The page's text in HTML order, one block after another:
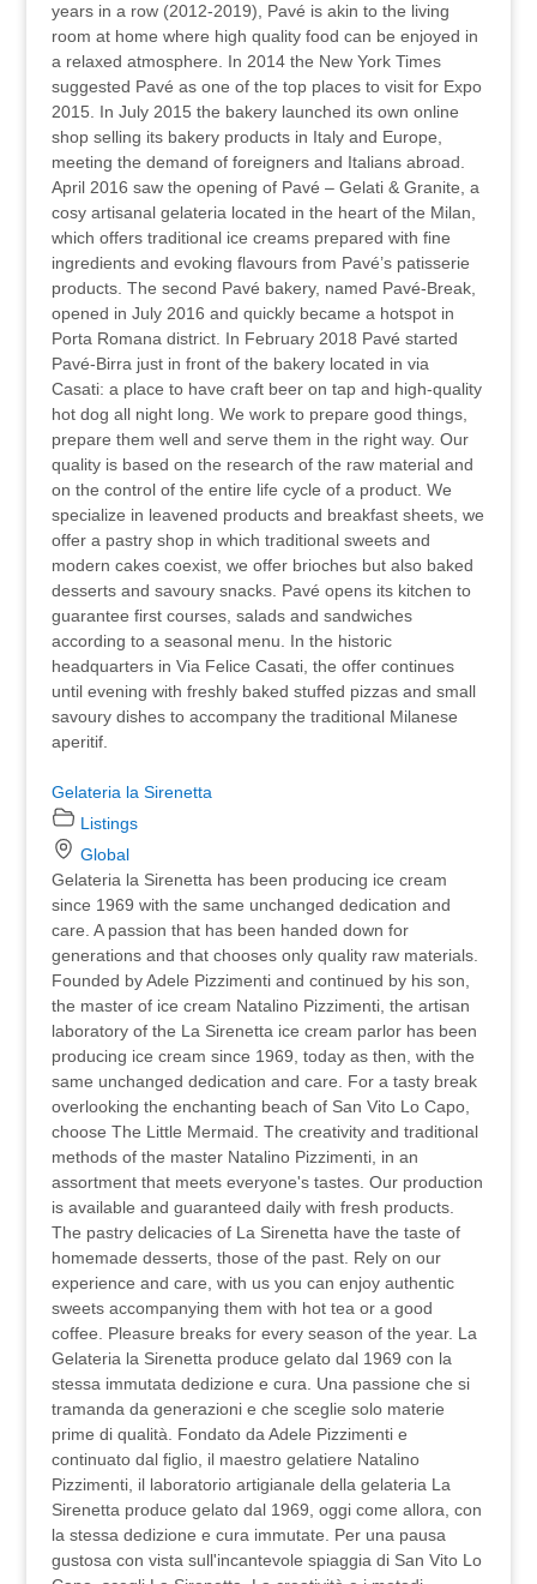
years in a row (2012-2019), Pavé is akin to the living
room at home where high quality food can be enjoyed in
a relaxed atmosphere. In 2014 the New York Times
suggested Pavé as one of the top places to visit for Expo
2015. In July 2015 the bakery launched its own online
shop selling its bakery products in Italy and Europe,
meeting the demand of foreigners and Italians abroad.
April 2016 saw the opening of Pavé – Gelati & Granite, a
cosy artisanal gelateria located in the heart of the Milan,
which offers traditional ice creams prepared with fine
ingredients and evoking flavours from Pavé’s patisserie
products. The second Pavé bakery, named Pavé-Break,
opened in July 2016 and quickly became a hotspot in
Porta Romana district. In February 2018 Pavé started
Pavé-Birra just in front of the bakery located in via
Casati: a place to have craft beer on tap and high-quality
hot dog all night long. We work to prepare good things,
prepare them well and serve them in the right way. Our
quality is based on the research of the raw material and
on the control of the entire life cycle of a product. We
specialize in leavened products and breakfast sheets, we
offer a pastry shop in which traditional sweets and
modern cakes coexist, we offer brioches but also baked
desserts and savoury snacks. Pavé opens its kitchen to
guarantee first courses, salads and sandwiches
according to a seasonal menu. In the historic
headquarters in Via Felice Casati, the offer continues
until evening with freshly baked stuffed pizzas and small
savoury dishes to accompany the traditional Milanese
aperitif.
Gelateria la Sirenetta
Listings
Global
Gelateria la Sirenetta has been producing ice cream
since 1969 with the same unchanged dedication and
care. A passion that has been handed down for
generations and that chooses only quality raw materials.
Founded by Adele Pizzimenti and continued by his son,
the master of ice cream Natalino Pizzimenti, the artisan
laboratory of the La Sirenetta ice cream parlor has been
producing ice cream since 1969, today as then, with the
same unchanged dedication and care. For a tasty break
overlooking the enchanting beach of San Vito Lo Capo,
choose The Little Mermaid. The creativity and traditional
methods of the master Natalino Pizzimenti, in an
assortment that meets everyone's tastes. Our production
is available and guaranteed daily with fresh products.
The pastry delicacies of La Sirenetta have the taste of
homemade desserts, those of the past. Rely on our
experience and care, with us you can enjoy authentic
sweets accompanying them with hot tea or a good
coffee. Pleasure breaks for every season of the year. La
Gelateria la Sirenetta produce gelato dal 1969 con la
stessa immutata dedizione e cura. Una passione che si
tramanda da generazioni e che sceglie solo materie
prime di qualità. Fondato da Adele Pizzimenti e
continuato dal figlio, il maestro gelatiere Natalino
Pizzimenti, il laboratorio artigianale della gelateria La
Sirenetta produce gelato dal 1969, oggi come allora, con
la stessa dedizione e cura immutate. Per una pausa
gustosa con vista sull'incantevole spiaggia di San Vito Lo